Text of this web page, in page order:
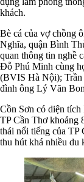
khách.
Bè cá của vợ chồng
Nghĩa, quận Bình
quan thông tin nghề
Đỗ Phú Minh cùng
(BVIS Hà Nội);
đình ông Lý Văn
Cồn Sơn có diện tích
TP Cần Thơ khoảng
thái nổi tiếng của TP
thu hút khá nhiều du